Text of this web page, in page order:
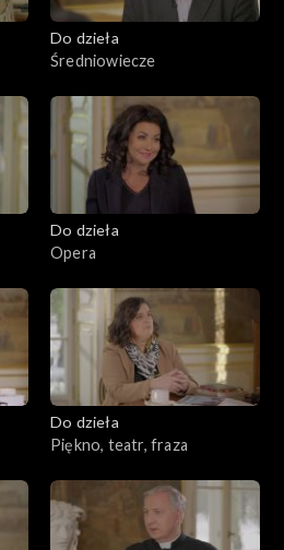
Do dzieła
Średniowiecze
Do dzieła
Opera
Do dzieła
Piękno, teatr, fraza